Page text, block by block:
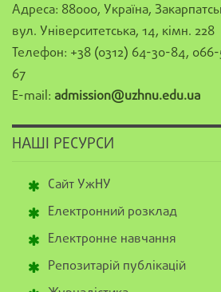
Адреса: 88000, Україна,
вул. Університетська, 14, кімн. 228
Телефон: +38 (0312) 64-30-84,
67
E-mail: admission@uzhnu.edu.ua
НАШІ РЕСУРСИ
Сайт УжНУ
Електронний розклад
Електронне навчання
Репозитарій публікацій